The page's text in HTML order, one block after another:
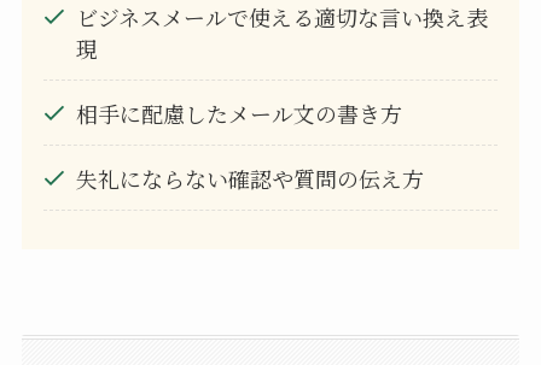
ビジネスメールで使える適切な言い換え表
現
相手に配慮したメール文の書き方
失礼にならない確認や質問の伝え方